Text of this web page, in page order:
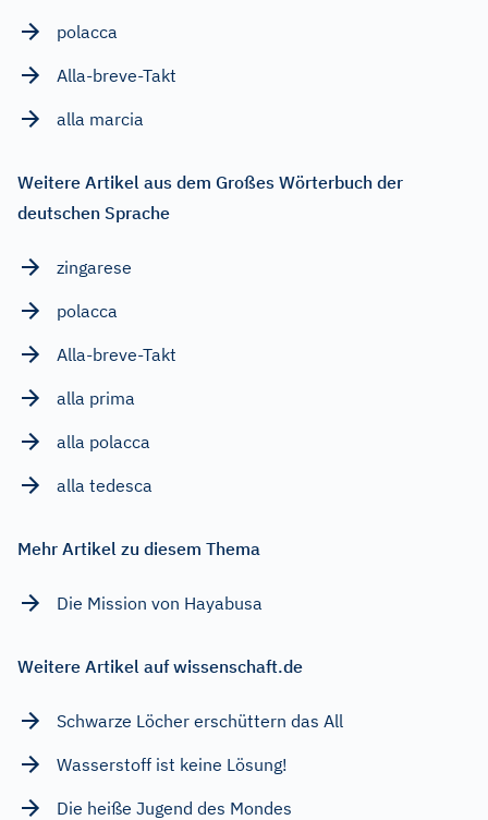
polacca
Alla-breve-Takt
alla marcia
Weitere Artikel aus dem Großes Wörterbuch der
deutschen Sprache
zingarese
polacca
Alla-breve-Takt
alla prima
alla polacca
alla tedesca
Mehr Artikel zu diesem Thema
Die Mission von Hayabusa
Weitere Artikel auf wissenschaft.de
Schwarze Löcher erschüttern das All
Wasserstoff ist keine Lösung!
Die heiße Jugend des Mondes